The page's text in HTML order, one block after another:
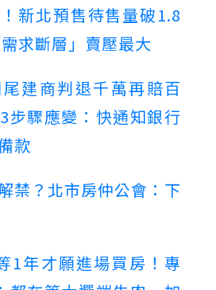
新北預售待售量破1.8
求斷層」賣壓最大
建商判退千萬再賠百
步驟應變：快通知銀行
款
禁？北市房仲公會：下
1年才願進場買房！專